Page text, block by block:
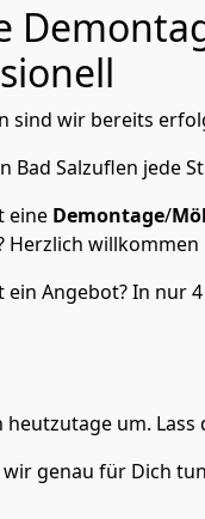
sind wir bereits
Bad Salzuflen jede
eine Demontage/
Herzlich
ein Angebot? In nur 4
heutzutage um.
genau für Dich